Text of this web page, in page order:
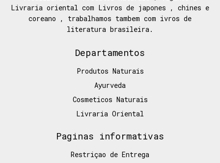
Livraria oriental com Livros de japones , chines e
coreano , trabalhamos tambem com ivros de
literatura brasileira.
Departamentos
Produtos Naturais
Ayurveda
Cosmeticos Naturais
Livraria Oriental
Paginas informativas
Restriçao de Entrega